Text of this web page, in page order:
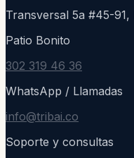
Transversal 5a #45-91,
Patio Bonito
302 319 46 36
WhatsApp / Llamadas
info@tribai.co
Soporte y consultas